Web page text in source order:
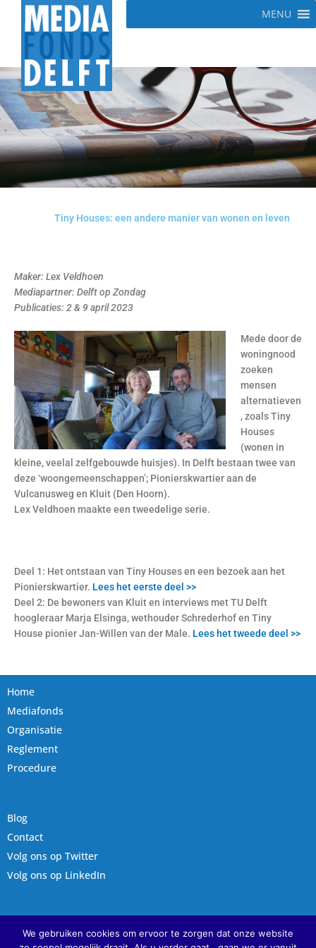
MENU
Tiny Houses: een andere manier van wonen en leven
Maker: Lex Veldhoen
Mediapartner: Delft op Zondag
Publicaties: 2 & 9 april 2023
Mede door de
woningnood
zoeken
mensen
alternatieven
, zoals Tiny
Houses
(wonen in
kleine, veelal zelfgebouwde huisjes). In Delft bestaan twee van
deze ‘woongemeenschappen’; Pionierskwartier aan de
Vulcanusweg en Kluit (Den Hoorn).
Lex Veldhoen maakte een tweedelige serie.
Deel 1: Het ontstaan van Tiny Houses en een bezoek aan het
Pionierskwartier. Lees het eerste deel >>
Deel 2: De bewoners van Kluit en interviews met TU Delft
hoogleraar Marja Elsinga, wethouder Schrederhof en Tiny
House pionier Jan-Willen van der Male. Lees het tweede deel >>
Home
Mediafonds
Organisatie
Reglement
Procedure
Blog
Contact
Volg ons op Twitter
Volg ons op LinkedIn
Schutterstraat 3
We gebruiken cookies om ervoor te zorgen dat onze website